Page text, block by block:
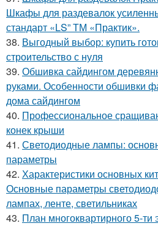
Шкафы для раздевалок
стандарт «LS” ТМ «Практик».
38. Выгодный выбор: купить
строительство с нуля
39. Обшивка сайдингом
руками. Особенности обшивки
дома сайдингом
40. Профессиональное
конек крыши
41. Светодиодные лампы:
параметры
42. Характеристики основных
Основные параметры
лампах, ленте, светильниках
43. План многоквартирного 5-ти